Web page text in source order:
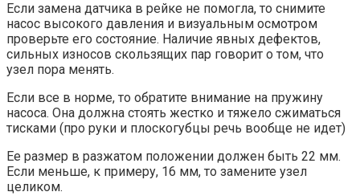
Если замена датчика в рейке не помогла, то снимите
насос высокого давления и визуальным осмотром
проверьте его состояние. Наличие явных дефектов,
сильных износов скользящих пар говорит о том, что
узел пора менять.
Если все в норме, то обратите внимание на пружину
насоса. Она должна стоять жестко и тяжело сжиматься
тисками (про руки и плоскогубцы речь вообще не идет)
Ее размер в разжатом положении должен быть 22 мм.
Если меньше, к примеру, 16 мм, то замените узел
целиком.